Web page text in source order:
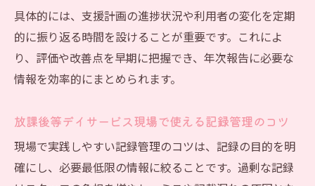
具体的には、支援計画の進捗状況や利用者の変化を定期
的に振り返る時間を設けることが重要です。これによ
り、評価や改善点を早期に把握でき、年次報告に必要な
情報を効率的にまとめられます。
放課後等デイサービス現場で使える記録管理のコツ
現場で実践しやすい記録管理のコツは、記録の目的を明
確にし、必要最低限の情報に絞ることです。過剰な記録